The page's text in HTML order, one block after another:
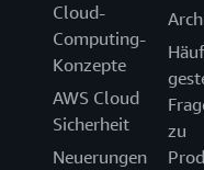
Cloud-
Computing-
Konzepte
AWS Cloud
Sicherheit
Neuerungen
zu